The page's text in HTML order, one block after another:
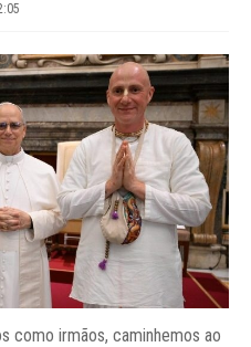
como irmãos, caminhemos ao